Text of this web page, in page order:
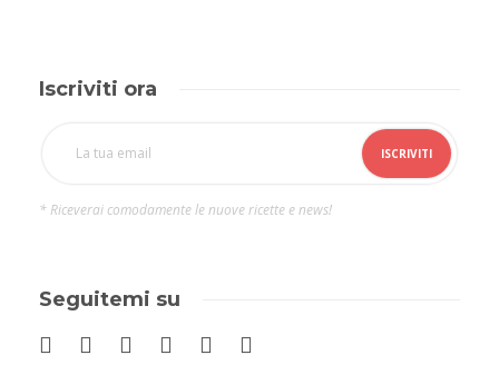
Iscriviti ora
* Riceverai comodamente le nuove ricette e news!
Seguitemi su